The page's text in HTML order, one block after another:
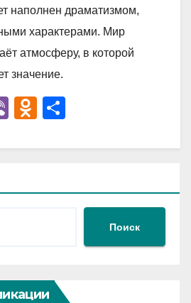
наполнен драматизмом,
характерами. Мир
атмосферу, в которой
значение.
Vi
er
O
n
kl
ki
р
в
ть
Поиск